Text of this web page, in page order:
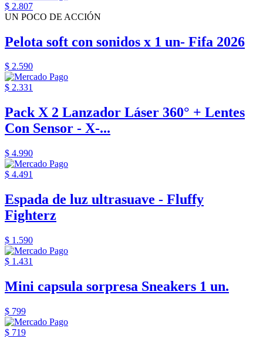
$ 2.807
UN POCO DE ACCIÓN
Pelota soft con sonidos x 1 un- Fifa 2026
$ 2.590
$ 2.331
Pack X 2 Lanzador Láser 360° + Lentes
Con Sensor - X-...
$ 4.990
$ 4.491
Espada de luz ultrasuave - Fluffy
Fighterz
$ 1.590
$ 1.431
Mini capsula sorpresa Sneakers 1 un.
$ 799
$ 719